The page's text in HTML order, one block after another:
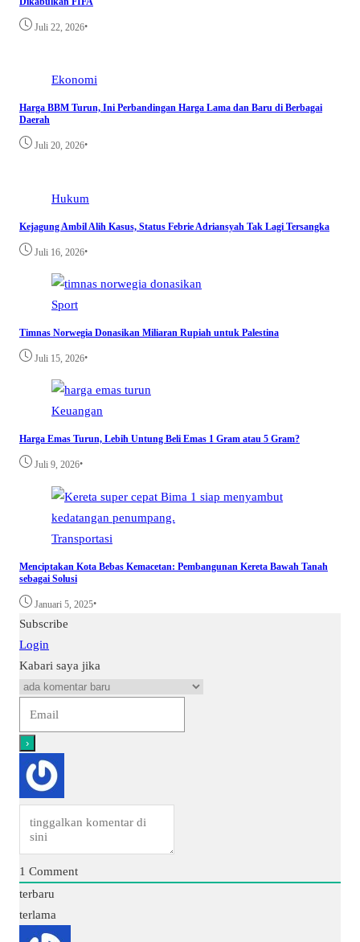
Juli 22, 2026•
Ekonomi
Harga BBM Turun, Ini Perbandingan Harga Lama dan Baru di Berbagai
Daerah
Juli 20, 2026•
Hukum
Kejagung Ambil Alih Kasus, Status Febrie Adriansyah Tak Lagi Tersangka
Juli 16, 2026•
Sport
Timnas Norwegia Donasikan Miliaran Rupiah untuk Palestina
Juli 15, 2026•
Keuangan
Harga Emas Turun, Lebih Untung Beli Emas 1 Gram atau 5 Gram?
Juli 9, 2026•
Transportasi
Menciptakan Kota Bebas Kemacetan: Pembangunan Kereta Bawah Tanah
sebagai Solusi
Januari 5, 2025•
Subscribe
Login
Kabari saya jika
1 Comment
terbaru
terlama